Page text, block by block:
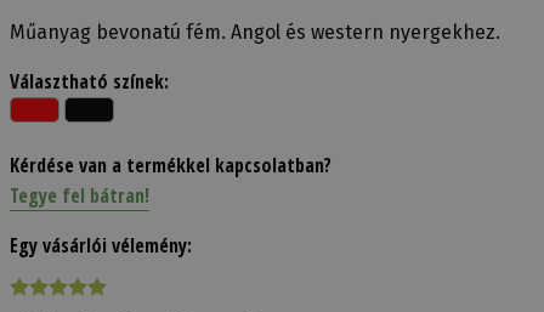
Műanyag bevonatú fém. Angol és western nyergekhez.
Választható színek:
Kérdése van a termékkel kapcsolatban?
Tegye fel bátran!
Egy vásárlói vélemény: